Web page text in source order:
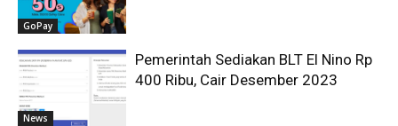
GoPay
News
Pemerintah Sediakan BLT El Nino Rp
400 Ribu, Cair Desember 2023